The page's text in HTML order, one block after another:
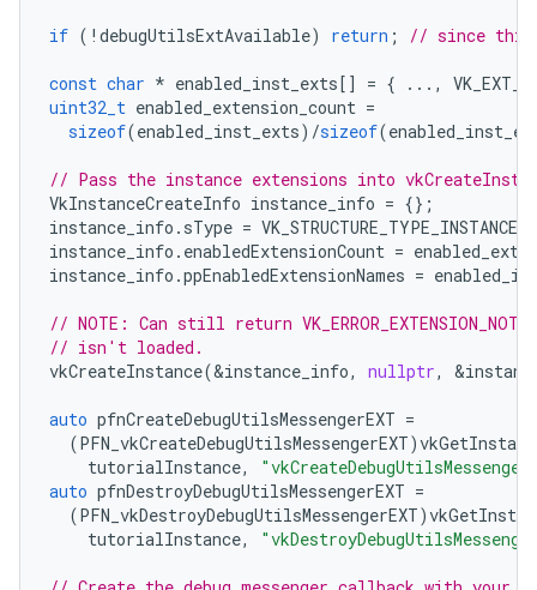
if ( ! debugUtilsExtAvailable) return ; // since this
const char * enabled_inst_exts[] = { ...,
uint32_t enabled_extension_count =
sizeof(enabled_inst_exts) /sizeof(
// Pass the instance extensions into
VkInstanceCreateInfo instance_info = {};
instance_info . sType =
instance_info . enabledExtensionCount =
instance_info .ppEnabledExtensionNames =
// NOTE: Can still return
// isn't loaded.
vkCreateInstance(&instance_info, nullptr, &
auto pfnCreateDebugUtilsMessengerEXT =
(PFN_vkCreateDebugUtilsMessengerEXT)
tutorialInstance,
auto pfnDestroyDebugUtilsMessengerEXT =
(PFN_vkDestroyDebugUtilsMessengerEXT)
tutorialInstance,